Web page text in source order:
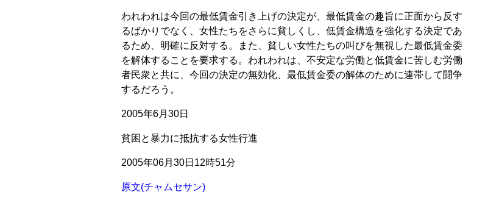
われわれは今回の最低賃金引き上げの決定が、最低賃金の趣旨に正面から反す
るばかりでなく、女性たちをさらに貧しくし、低賃金構造を強化する決定であ
るため、明確に反対する。また、貧しい女性たちの叫びを無視した最低賃金委
を解体することを要求する。われわれは、不安定な労働と低賃金に苦しむ労働
者民衆と共に、今回の決定の無効化、最低賃金委の解体のために連帯して闘争
するだろう。
2005年6月30日
貧困と暴力に抵抗する女性行進
2005年06月30日12時51分
原文(チャムセサン)